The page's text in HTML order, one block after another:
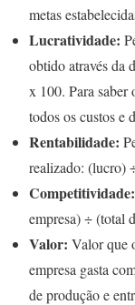
metas
Lucratividade:
obtido através da
x 100. Para
todos os custos e
Rentabilidade:
realizado: (lucro)
Competitividade:
empresa) ÷ (total
Valor: Valor que
empresa gasta
de produção e